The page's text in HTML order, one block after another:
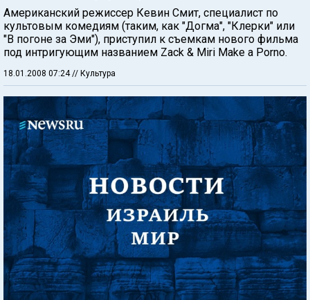
Американский режиссер Кевин Смит, специалист по
культовым комедиям (таким, как "Догма", "Клерки" или
"В погоне за Эми"), приступил к съемкам нового фильма
под интригующим названием Zack & Miri Make a Porno.
18.01.2008 07:24 // Культура